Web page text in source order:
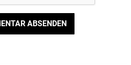
ABSENDEN